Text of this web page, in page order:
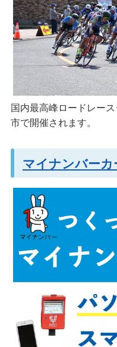
国内最高峰ロードレー
市で開催されます。
マイナンバーカ